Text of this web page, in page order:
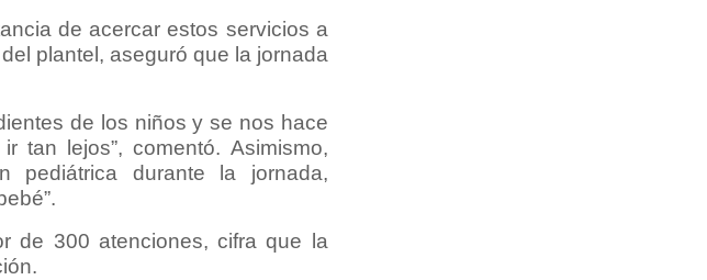
de acercar estos servicios a
plantel, aseguró que la jornada
de los niños y se nos hace
tan lejos”, comentó. Asimismo,
pediátrica durante la jornada,
de 300 atenciones, cifra que la